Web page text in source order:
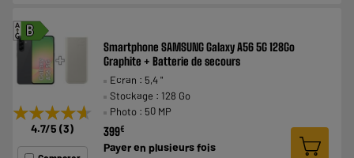
B
A
G
★★★★★
★★★★★
4.7/5 (3)
Smartphone SAMSUNG Galaxy A56 5G 128Go
Graphite + Batterie de secours
Ecran : 5,4 "
Stockage : 128 Go
Photo : 50 MP
399€
Payer en plusieurs fois